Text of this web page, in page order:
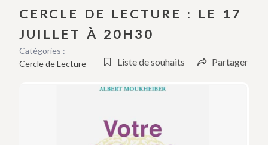
CERCLE DE LECTURE : LE 17
JUILLET À 20H30
Catégories :
Cercle de Lecture
Liste de souhaits Partager